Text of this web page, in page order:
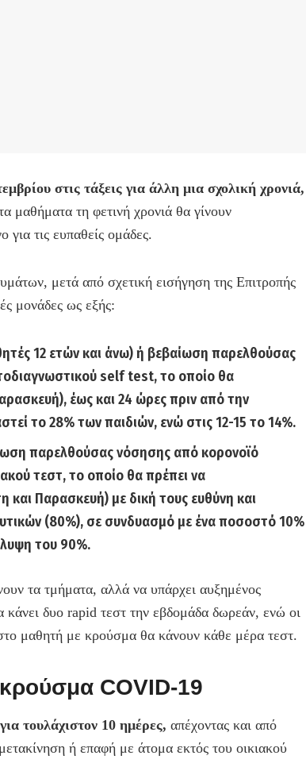
στις τάξεις για άλλη μια σχολική χρονιά,
μαθήματα τη φετινή χρονιά θα γίνουν
τις ευπαθείς ομάδες.
μετά από σχετική εισήγηση της Επιτροπής
μονάδες ως εξής:
12 ετών και άνω) ή βεβαίωση παρελθούσας
self test, το οποίο θα
έως και 24 ώρες πριν από την
το 28% των παιδιών, ενώ στις 12-15 το 14%.
παρελθούσας νόσησης από κορονοϊό
τεστ, το οποίο θα πρέπει να
και Παρασκευή) με δική τους ευθύνη και
(80%), σε συνδυασμό με ένα ποσοστό 10%
του 90%.
τα τμήματα, αλλά να υπάρχει αυξημένος
δυο rapid τεστ την εβδομάδα δωρεάν, ενώ οι
μαθητή με κρούσμα θα κάνουν κάθε μέρα τεστ.
COVID-19
τουλάχιστον 10 ημέρες, απέχοντας και από
ή επαφή με άτομα εκτός του οικιακού